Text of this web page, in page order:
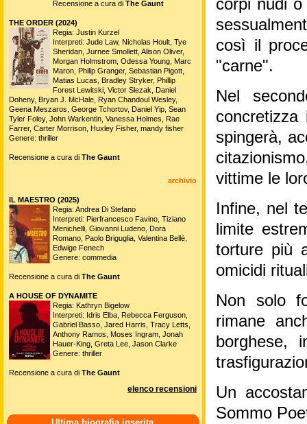
corpi nudi
così il
"carne".
Nel
spingerà,
vittime le
Infine, nel
limite
torture più
omicidi
Non solo
rimane
borghese,
Un
Sommo
Recensione a cura di The Gaunt
THE ORDER (2024)
Regia: Justin Kurzel
Interpreti: Jude Law, Nicholas Hoult, Tye
Sheridan, Jurnee Smollett, Alison Oliver,
Morgan Holmstrom, Odessa Young, Marc
Maron, Philip Granger, Sebastian Pigott,
Matias Lucas, Bradley Stryker, Phillip
Forest Lewitski, Victor Slezak, Daniel
Doheny, Bryan J. McHale, Ryan Chandoul Wesley,
Geena Meszaros, George Tchortov, Daniel Yip, Sean
Tyler Foley, John Warkentin, Vanessa Holmes, Rae
Farrer, Carter Morrison, Huxley Fisher, mandy fisher
Genere: thriller
Recensione a cura di The Gaunt
archivio
IL MAESTRO (2025)
Regia: Andrea Di Stefano
Interpreti: Pierfrancesco Favino, Tiziano
Menichelli, Giovanni Ludeno, Dora
Romano, Paolo Briguglia, Valentina Bellè,
Edwige Fenech
Genere: commedia
Recensione a cura di The Gaunt
A HOUSE OF DYNAMITE
Regia: Kathryn Bigelow
Interpreti: Idris Elba, Rebecca Ferguson,
Gabriel Basso, Jared Harris, Tracy Letts,
Anthony Ramos, Moses Ingram, Jonah
Hauer-King, Greta Lee, Jason Clarke
Genere: thriller
Recensione a cura di The Gaunt
elenco recensioni